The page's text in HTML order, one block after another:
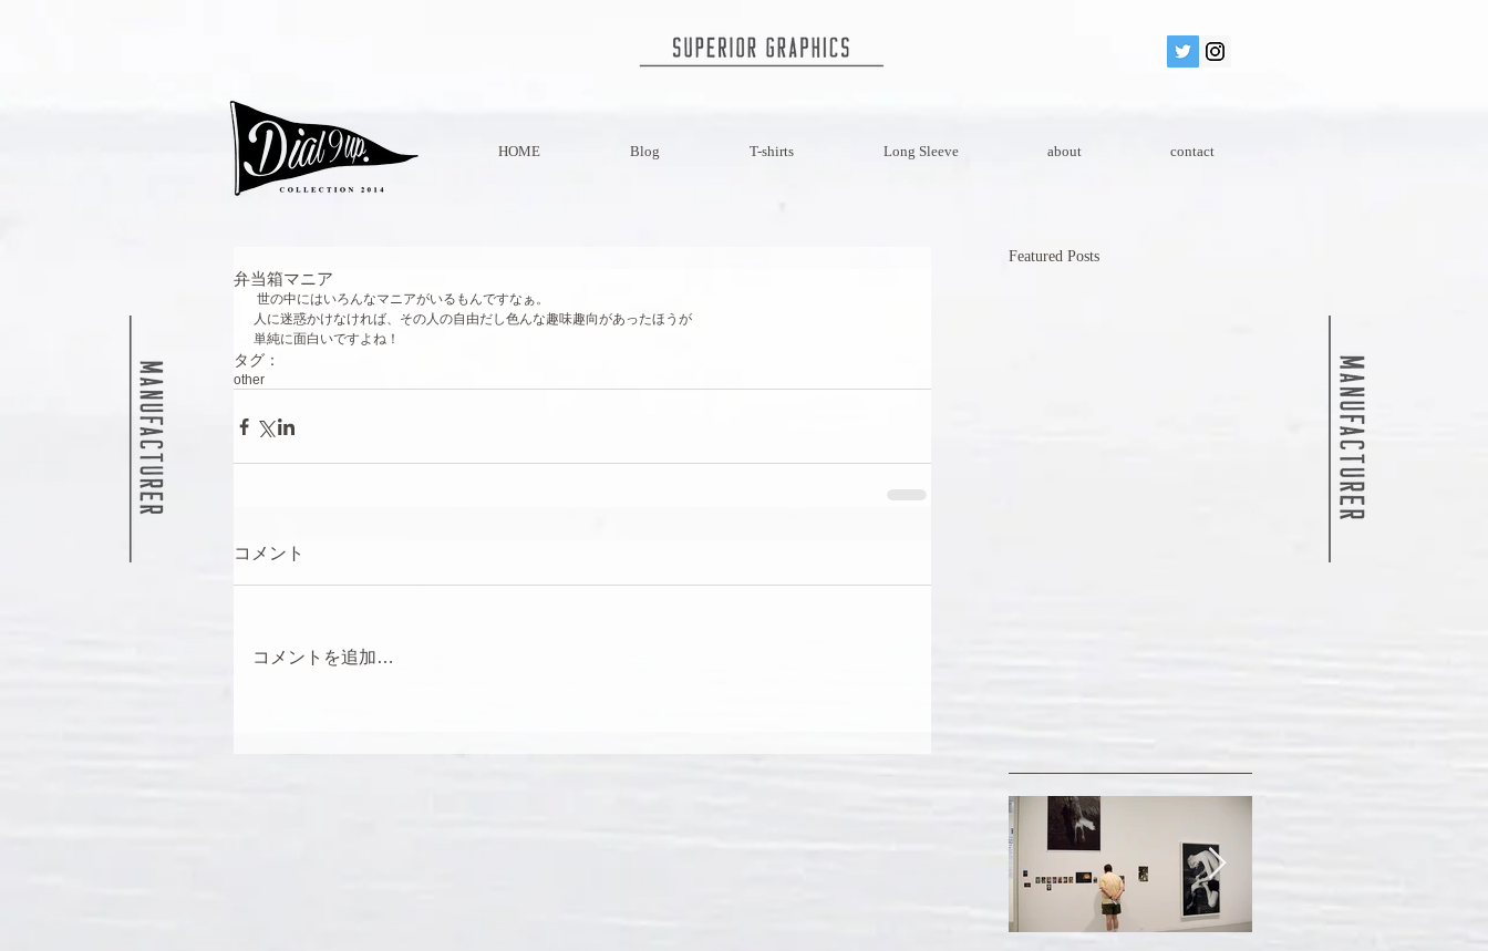
HOME Blog T-shirts Long Sleeve about contact
弁当箱マニア
世の中にはいろんなマニアがいるもんですなぁ。
人に迷惑かけなければ、その人の自由だし色んな趣味趣向があったほうが
単純に面白いですよね！
タグ：
other
コメント
コメントを追加…
Featured Posts